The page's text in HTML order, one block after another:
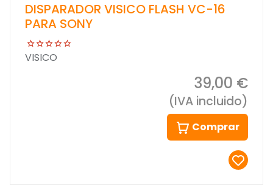
DISPARADOR VISICO FLASH VC-16
PARA SONY
VISICO
39,00 €
(IVA incluido)
Comprar